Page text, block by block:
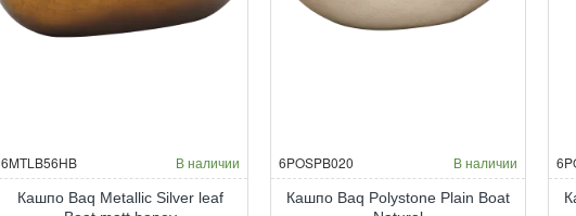
6MTLB56HB В наличии
Кашпо Baq Metallic Silver leaf
6POSPB020 В наличии
Кашпо Baq Polystone Plain Boat